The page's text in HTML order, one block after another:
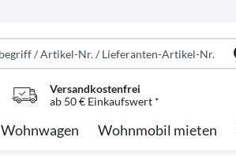
Versandkostenfrei
ab 50 € Einkaufswert *
Wohnwagen Wohnmobil mieten